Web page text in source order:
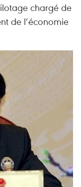
chargé de
de l’économie